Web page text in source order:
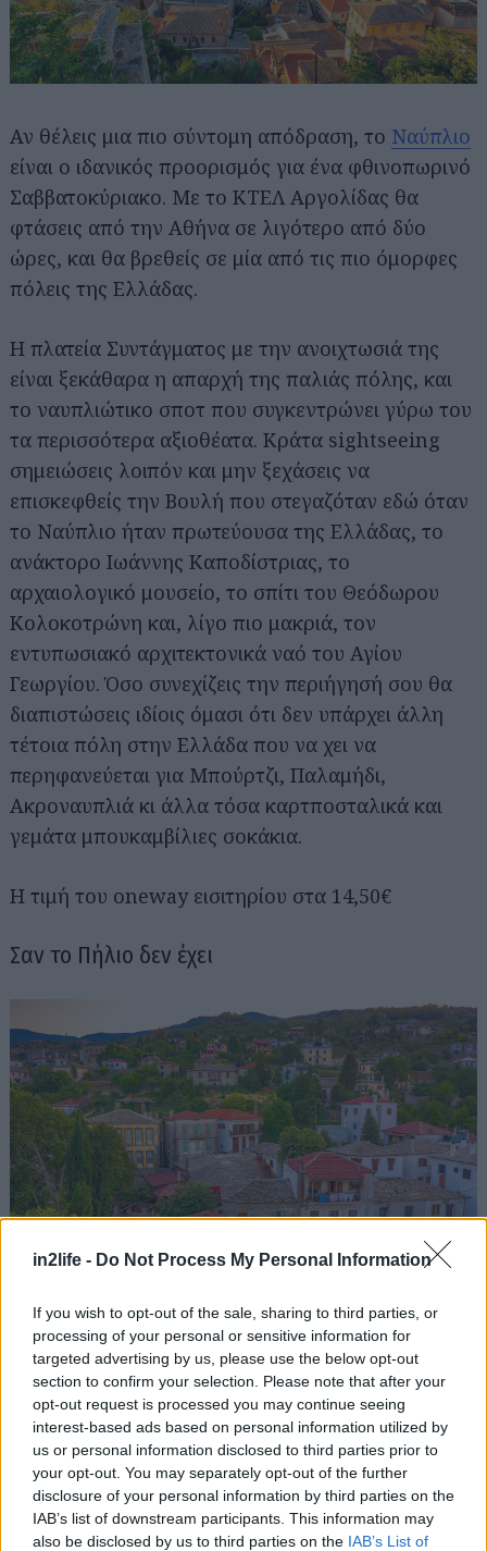
in2life - Do Not Process My Personal Information
If you wish to opt-out of the sale, sharing to third parties, or
processing of your personal or sensitive information for
targeted advertising by us, please use the below opt-out
section to confirm your selection. Please note that after your
opt-out request is processed you may continue seeing
interest-based ads based on personal information utilized by
us or personal information disclosed to third parties prior to
your opt-out. You may separately opt-out of the further
disclosure of your personal information by third parties on the
IAB’s list of downstream participants. This information may
also be disclosed by us to third parties on the IAB’s List of
Αν θέλεις μια πιο σύντομη απόδραση, το Ναύπλιο
είναι ο ιδανικός προορισμός για ένα φθινοπωρινό
Σαββατοκύριακο. Με το ΚΤΕΛ Αργολίδας θα
φτάσεις από την Αθήνα σε λιγότερο από δύο
ώρες, και θα βρεθείς σε μία από τις πιο όμορφες
πόλεις της Ελλάδας.
Η πλατεία Συντάγματος με την ανοιχτωσιά της
είναι ξεκάθαρα η απαρχή της παλιάς πόλης, και
το ναυπλιώτικο σποτ που συγκεντρώνει γύρω του
τα περισσότερα αξιοθέατα. Κράτα sightseeing
σημειώσεις λοιπόν και μην ξεχάσεις να
επισκεφθείς την Βουλή που στεγαζόταν εδώ όταν
το Ναύπλιο ήταν πρωτεύουσα της Ελλάδας, το
ανάκτορο Ιωάννης Καποδίστριας, το
αρχαιολογικό μουσείο, το σπίτι του Θεόδωρου
Κολοκοτρώνη και, λίγο πιο μακριά, τον
εντυπωσιακό αρχιτεκτονικά ναό του Αγίου
Γεωργίου. Όσο συνεχίζεις την περιήγησή σου θα
διαπιστώσεις ιδίοις όμασι ότι δεν υπάρχει άλλη
τέτοια πόλη στην Ελλάδα που να χει να
περηφανεύεται για Μπούρτζι, Παλαμήδι,
Ακροναυπλιά κι άλλα τόσα καρτποσταλικά και
γεμάτα μπουκαμβίλιες σοκάκια.
Η τιμή του oneway εισιτηρίου στα 14,50€
Σαν το Πήλιο δεν έχει
ΤοΠήλιοείναι η επιτομή του προορισμού για όλες
τις εποχές, αλλά το φθινόπωρο αποκτά κάτι
μαγικό. Το ΚΤΕΛ Μαγνησίας σε φέρνει στο Βόλο,
κι από εκεί με τοπικό λεωφορείο φτάνεις εύκολα
σε χωριά όπως η Πορταριά, η Μακρινίτσα και η
Τσαγκαράδα. Το πρώτο χωριό που θα
συναντήσετε ανηφορίζοντας από τον Βόλο –κι
εκείνο που επιλέγουν συνήθως οι πρωτάρηδες
Αναζήτηση